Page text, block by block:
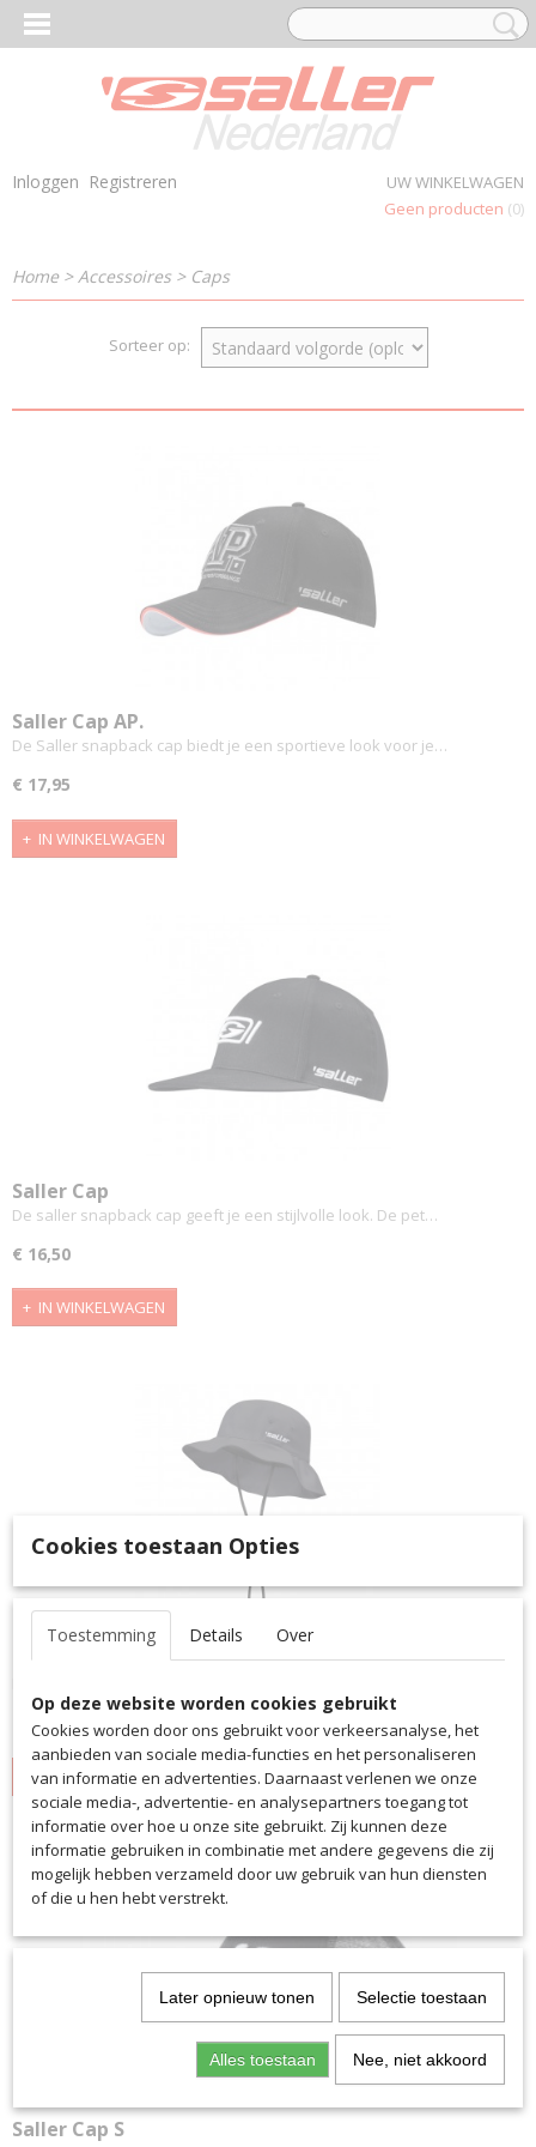
Inloggen Registreren
UW WINKELWAGEN
Geen producten (0)
Home> Accessoires > Caps
Sorteer op:
Saller Cap AP.
De Saller snapback cap biedt je een sportieve look voor je…
€ 17,95
IN WINKELWAGEN
Saller Cap
De saller snapback cap geeft je een stijlvolle look. De pet…
€ 16,50
IN WINKELWAGEN
Saller Vissershoed
€ 17,95
IN WINKELWAGEN
Saller Cap S
Cookies toestaan Opties
Toestemming Details Over
Op deze website worden cookies gebruikt
Cookies worden door ons gebruikt voor verkeersanalyse, het
aanbieden van sociale media-functies en het personaliseren
van informatie en advertenties. Daarnaast verlenen we onze
sociale media-, advertentie- en analysepartners toegang tot
informatie over hoe u onze site gebruikt. Zij kunnen deze
informatie gebruiken in combinatie met andere gegevens die zij
mogelijk hebben verzameld door uw gebruik van hun diensten
of die u hen hebt verstrekt.
Later opnieuw tonen Selectie toestaan
Alles toestaan Nee, niet akkoord